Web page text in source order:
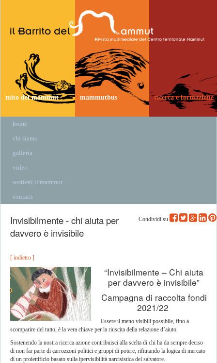
mito del mammut mammutbus ricerca e formazione
home
chi siamo
galleria
video
sostieni il mammut
contatti
Condividi su
Invisibilmente - chi aiuta per
davvero è invisibile
[ indietro ]
“Invisibilmente – Chi aiuta
per davvero è invisibile”
Campagna di raccolta fondi
2021/22
Essere il meno visibili possibile, fino a
scomparire del tutto, è la vera chiave per la riuscita della relazione d’aiuto.
Sostenendo la nostra ricerca azione contribuisci alla scelta di chi ha da sempre deciso
di non far parte di carrozzoni politici e gruppi di potere, rifiutando la logica di mercato
di un proiettificio basato sulla ipervisibilità narcisistica del salvatore.